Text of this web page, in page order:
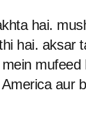
hai.
hai. aksar
mufeed
aur